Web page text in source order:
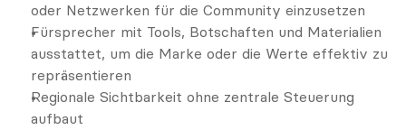
oder Netzwerken für die Community einzusetzen
Fürsprecher mit Tools, Botschaften und Materialien
ausstattet, um die Marke oder die Werte effektiv zu
repräsentieren
Regionale Sichtbarkeit ohne zentrale Steuerung
aufbaut